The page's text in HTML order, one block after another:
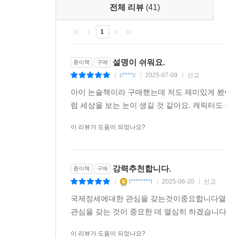
전체 리뷰 (41)
1
종이책 구매 설명이 쉬워요.
c****c 2025-07-09 신고
아이 논술책이라 구매했는데 저도 재미있게
럼 세상을 보는 눈이 생길 것 같아요. 캐릭터
이 리뷰가 도움이 되었나요?
종이책 구매 강력추천합니다.
l********l 2025-06-20 신고
국제정세에대한 관심을 갖는것이중요합니다
관심을 갖는 것이 중요한 데 열심히 하겠습니
이 리뷰가 도움이 되었나요?